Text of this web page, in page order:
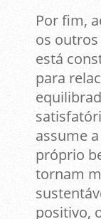
Por fim,
os
está
para
assume
próprio
tornam
positivo,